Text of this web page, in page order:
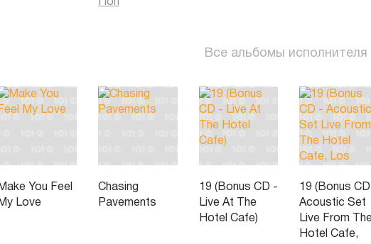
Поп
Все альбомы исполнителя
Make You Feel
My Love
Chasing
Pavements
19 (Bonus CD -
Live At The
Hotel Cafe)
19 (Bonus
Acoustic Set
Live From
Hotel Cafe,